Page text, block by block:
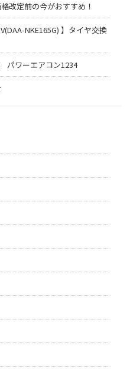
改定前の今がおすすめ！
NKE165G) 】タイヤ交換
パワーエアコン1234